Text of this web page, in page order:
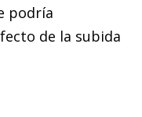
podría
de la subida